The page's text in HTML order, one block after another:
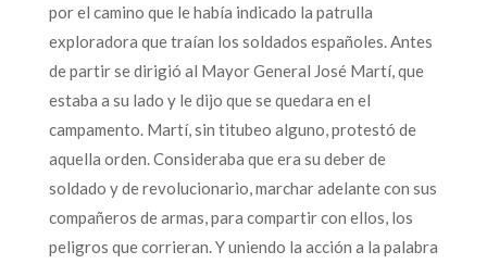
por el camino que le había indicado la patrulla
exploradora que traían los soldados españoles. Antes
de partir se dirigió al Mayor General José Martí, que
estaba a su lado y le dijo que se quedara en el
campamento. Martí, sin titubeo alguno, protestó de
aquella orden. Consideraba que era su deber de
soldado y de revolucionario, marchar adelante con sus
compañeros de armas, para compartir con ellos, los
peligros que corrieran. Y uniendo la acción a la palabra